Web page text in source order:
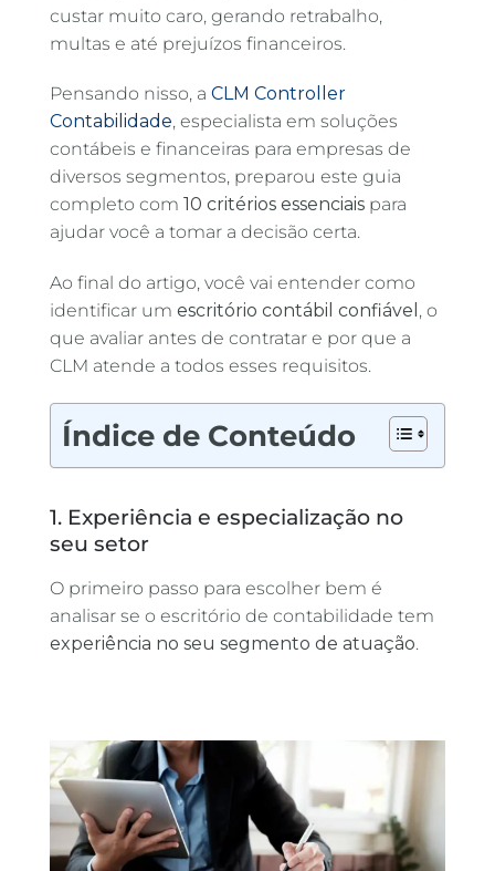
custar muito caro, gerando retrabalho,
multas e até prejuízos financeiros.
Pensando nisso, a CLM Controller
Contabilidade, especialista em soluções
contábeis e financeiras para empresas de
diversos segmentos, preparou este guia
completo com 10 critérios essenciais para
ajudar você a tomar a decisão certa.
Ao final do artigo, você vai entender como
identificar um escritório contábil confiável , o
que avaliar antes de contratar e por que a
CLM atende a todos esses requisitos.
Índice de Conteúdo
1. Experiência e especialização no
seu setor
O primeiro passo para escolher bem é
analisar se o escritório de contabilidade tem
experiência no seu segmento de atuação.